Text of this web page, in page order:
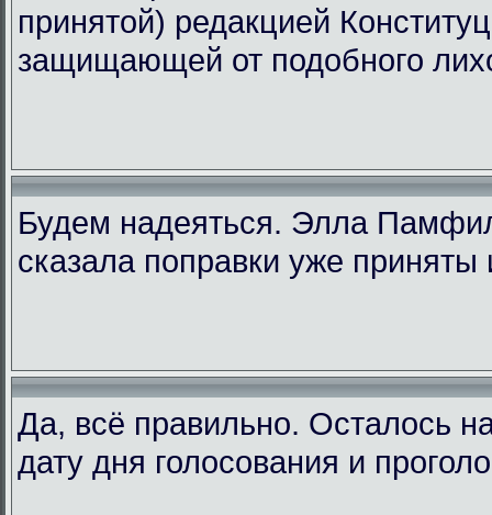
принятой) редакцией
защищающей от подобного
Будем надеяться. Элла
сказала поправки уже
Да, всё правильно. Осталось
дату дня голосования и